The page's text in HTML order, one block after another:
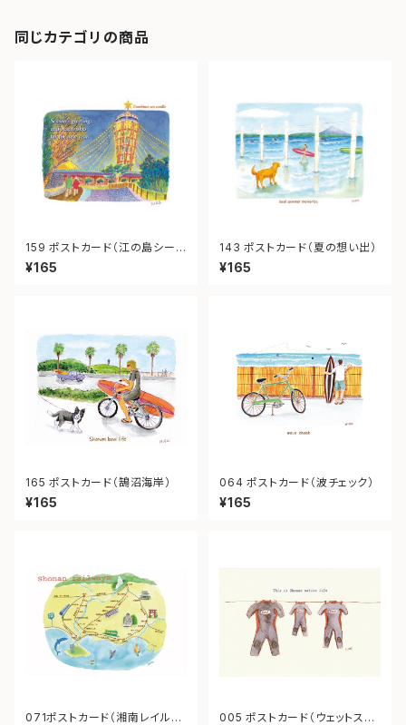
同じカテゴリの商品
159 ポストカード（江の島シーキ
ャンドル）
¥165
143 ポストカード（夏の想い出）
¥165
165 ポストカード（鵠沼海岸）
¥165
064 ポストカード（波チェック）
¥165
071ポストカード（湘南レイルウ
005 ポストカード（ウェットスー